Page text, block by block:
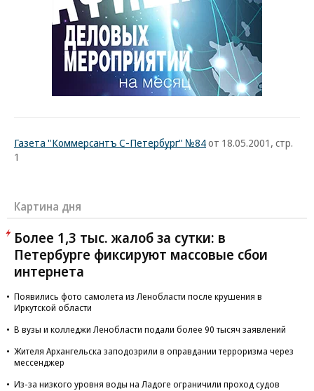
Газета "Коммерсантъ С-Петербург" №84от 18.05.2001, стр.
1
Картина дня
Более 1,3 тыс. жалоб за сутки: в
Петербурге фиксируют массовые сбои
интернета
Появились фото самолета из Ленобласти после крушения в
Иркутской области
В вузы и колледжи Ленобласти подали более 90 тысяч заявлений
Жителя Архангельска заподозрили в оправдании терроризма через
мессенджер
Из-за низкого уровня воды на Ладоге ограничили проход судов